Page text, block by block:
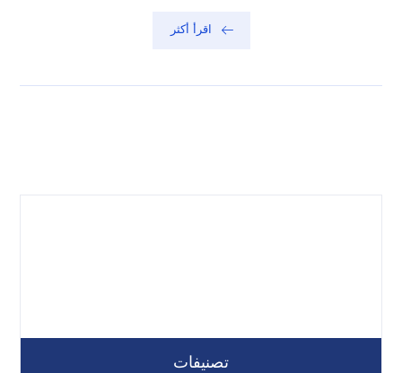
اقرأ أكثر
تصنيفات